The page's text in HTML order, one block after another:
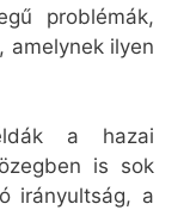
problémák,
amelynek ilyen
a hazai
is sok
irányultság, a